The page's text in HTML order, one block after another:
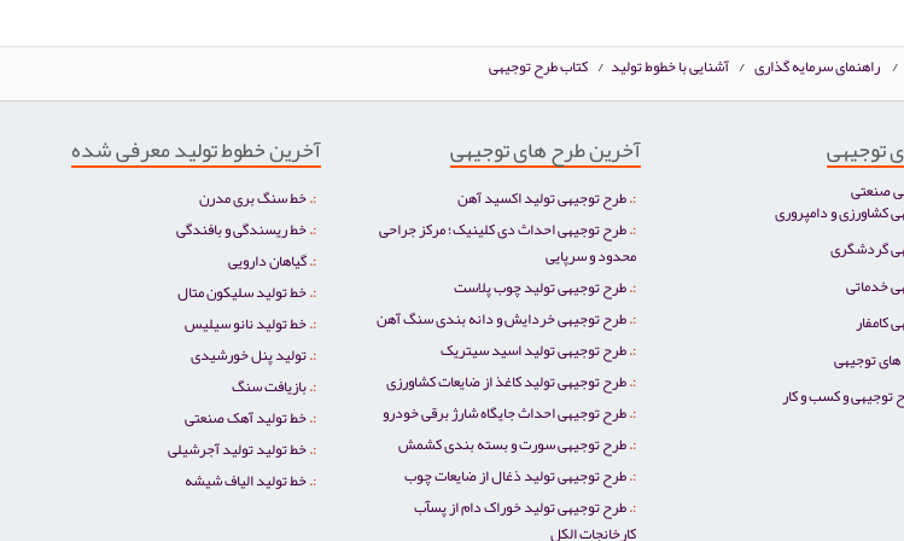
/ راهنمای سرمایه گذاری / آشنایی با خطوط تولید / کتاب طرح توجیهی
آخرین خطوط تولید معرفی شده
خط سنگ بری مدرن
خط ریسندگی و بافندگی
گیاهان دارویی
خط تولید سلیکون متال
خط تولید نانو سیلیس
تولید پنل خورشیدی
بازیافت سنگ
خط تولید آهک صنعتی
خط تولید تولید آجرشیلی
خط تولید الیاف شیشه
آخرین طرح های توجیهی
طرح توجیهی تولید اکسید آهن
طرح توجیهی احداث دی کلینیک؛ مرکز جراحی
محدود و سرپایی
طرح توجیهی تولید چوب پلاست
طرح توجیهی خردایش و دانه بندی سنگ آهن
طرح توجیهی تولید اسید سیتریک
طرح توجیهی تولید کاغذ از ضایعات کشاورزی
طرح توجیهی احداث جایگاه شارژ برقی خودرو
طرح توجیهی سورت و بسته بندی کشمش
طرح توجیهی تولید ذغال از ضایعات چوب
طرح توجیهی تولید خوراک دام از پسآب
کارخانجات الکل
توجیهی
صنعتی
کشاورزی و دامپروری
گردشگری
خدماتی
کامفار
توجیهی
توجیهی و کسب و کار